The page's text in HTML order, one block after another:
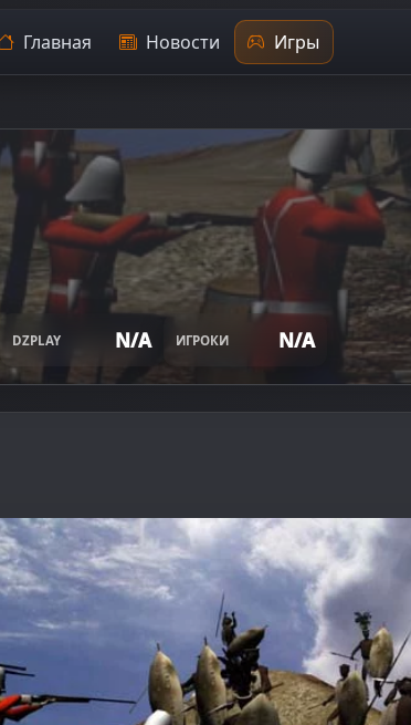
Главная Новости Игры
DZPLAY N/A ИГРОКИ N/A